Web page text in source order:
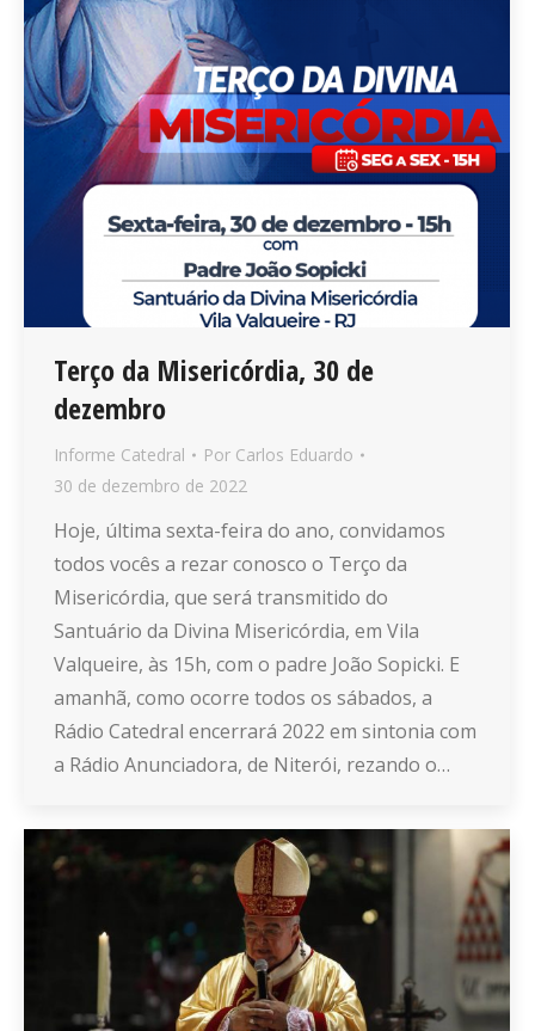
Terço da Misericórdia, 30 de
dezembro
Informe Catedral Por Carlos Eduardo
30 de dezembro de 2022
Hoje, última sexta-feira do ano, convidamos
todos vocês a rezar conosco o Terço da
Misericórdia, que será transmitido do
Santuário da Divina Misericórdia, em Vila
Valqueire, às 15h, com o padre João Sopicki. E
amanhã, como ocorre todos os sábados, a
Rádio Catedral encerrará 2022 em sintonia com
a Rádio Anunciadora, de Niterói, rezando o…